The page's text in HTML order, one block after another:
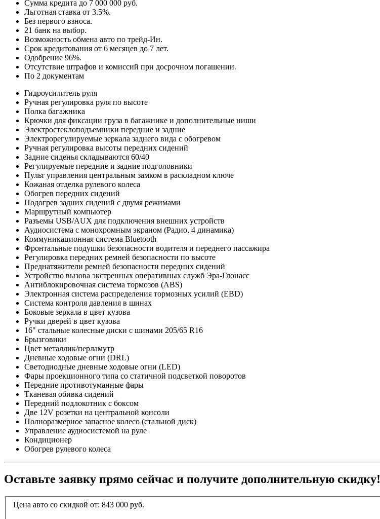
Сумма кредита до 7 000 000 руб.
Льготная ставка от 3.5%.
Без первого взноса.
21 банк на выбор.
Возможность обмена авто по трейд-Ин.
Срок кредитования от 6 месяцев до 7 лет.
Одобрение 96%.
Отсутствие штрафов и комиссий при досрочном погашении.
По 2 документам
Гидроусилитель руля
Ручная регулировка руля по высоте
Полка багажника
Крючки для фиксации груза в багажнике и дополнительные ниши
Электростеклоподъемники передние и задние
Электрорегулируемые зеркала заднего вида с обогревом
Ручная регулировка высоты передних сидений
Задние сиденья складываются 60/40
Регулируемые передние и задние подголовники
Пульт управления центральным замком в раскладном ключе
Кожаная отделка рулевого колеса
Обогрев передних сидений
Подогрев задних сидений с двумя режимами
Маршрутный компьютер
Разъемы USB/AUX для подключения внешних устройств
Аудиосистема с монохромным экраном (Радио, 4 динамика)
Коммуникационная система Bluetooth
Фронтальные подушки безопасности водителя и переднего пассажира
Регулировка передних ремней безопасности по высоте
Преднатяжители ремней безопасности передних сидений
Устройство вызова экстренных оперативных служб Эра-Глонасс
Антиблокировочная система тормозов (ABS)
Электронная система распределения тормозных усилий (EBD)
Система контроля давления в шинах
Боковые зеркала в цвет кузова
Ручки дверей в цвет кузова
16" стальные колесные диски с шинами 205/65 R16
Брызговики
Цвет металлик/перламутр
Дневные ходовые огни (DRL)
Светодиодные дневные ходовые огни (LED)
Фары проекционного типа со статичной подсветкой поворотов
Передние противотуманные фары
Тканевая обивка сидений
Передний подлокотник с боксом
Две 12V розетки на центральной консоли
Полноразмерное запасное колесо (стальной диск)
Управление аудиосистемой на руле
Кондиционер
Обогрев рулевого колеса
Оставьте заявку прямо сейчас и получите дополнительную скидку!
Цена авто со скидкой от: 843 000 руб.